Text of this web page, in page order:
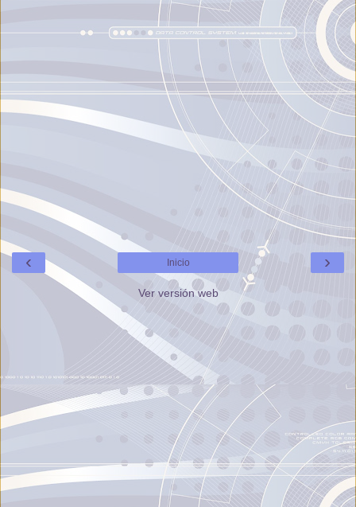
‹ ›
Inicio
Ver versión web